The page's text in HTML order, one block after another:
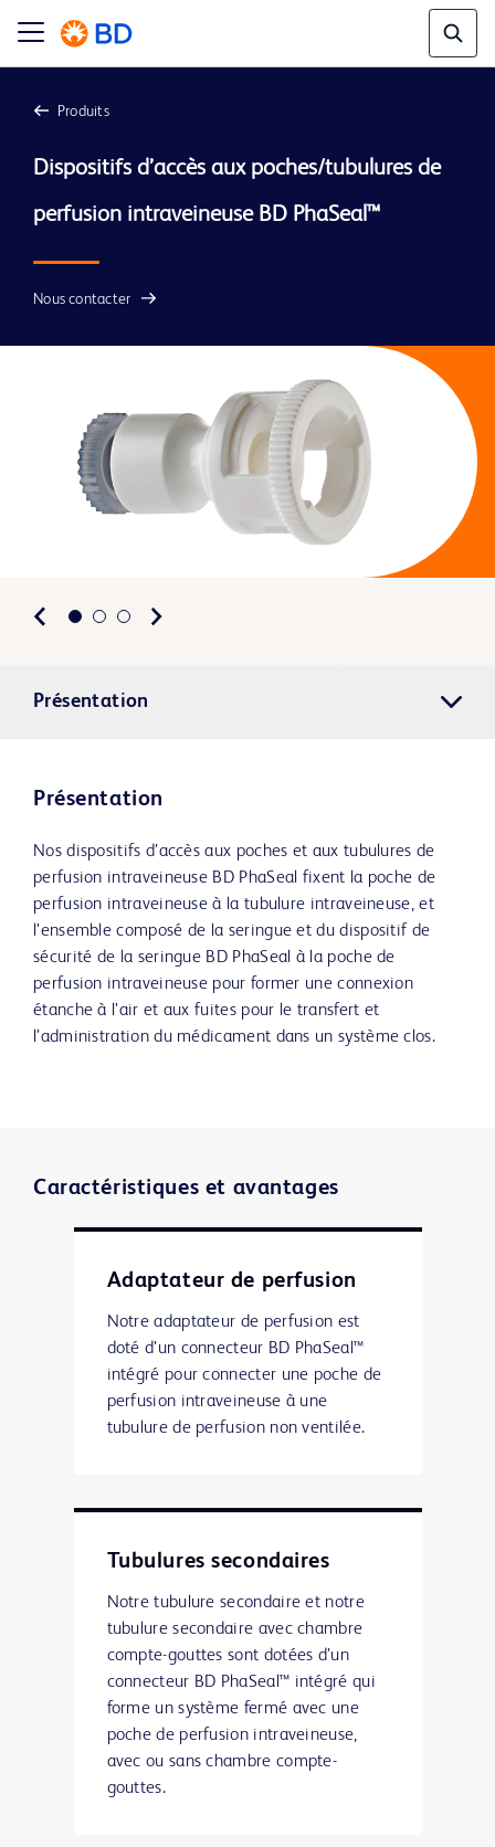
Produits
Dispositifs d’accès aux poches/tubulures de
perfusion intraveineuse BD PhaSeal™
Nous contacter
Présentation
Présentation
Nos dispositifs d’accès aux poches et aux tubulures de
perfusion intraveineuse BD PhaSeal fixent la poche de
perfusion intraveineuse à la tubulure intraveineuse, et
l’ensemble composé de la seringue et du dispositif de
sécurité de la seringue BD PhaSeal à la poche de
perfusion intraveineuse pour former une connexion
étanche à l’air et aux fuites pour le transfert et
l’administration du médicament dans un système clos.
Caractéristiques et avantages
Adaptateur de perfusion
Notre adaptateur de perfusion est
doté d’un connecteur BD PhaSeal™
intégré pour connecter une poche de
perfusion intraveineuse à une
tubulure de perfusion non ventilée.
Tubulures secondaires
Notre tubulure secondaire et notre
tubulure secondaire avec chambre
compte-gouttes sont dotées d’un
connecteur BD PhaSeal™ intégré qui
forme un système fermé avec une
poche de perfusion intraveineuse,
avec ou sans chambre compte-
gouttes.